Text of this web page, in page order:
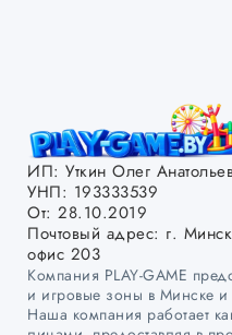
ИП: Уткин Олег
УНП: 193333539
От: 28.10.2019
Почтовый адрес: г.
офис 203
Компания PLAY-GAME
и игровые зоны в Минске и
Наша компания работает